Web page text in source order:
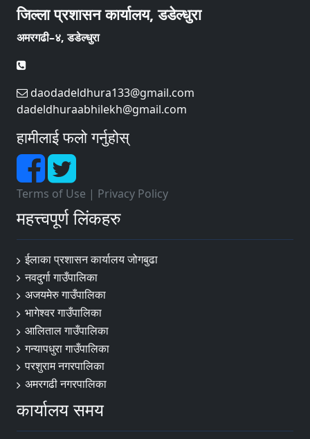
जिल्ला प्रशासन कार्यालय, डडेल्धुरा
अमरगढी–४, डडेल्धुरा
daodadeldhura133@gmail.com
dadeldhuraabhilekh@gmail.com
हामीलाई फलो गर्नुहोस्
Terms of Use | Privacy Policy
महत्त्वपूर्ण लिंकहरु
ईलाका प्रशासन कार्यालय जोगबुढा
नवदुर्गा गाउँपालिका
अजयमेरु गाउँपालिका
भागेश्वर गाउँपालिका
आलिताल गाउँपालिका
गन्यापधुरा गाउँपालिका
परशुराम नगरपालिका
अमरगढी नगरपालिका
कार्यालय समय